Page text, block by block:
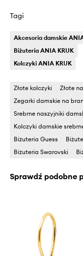
Tagi
Akcesoria damskie
Biżuteria ANIA KRUK
Kolczyki ANIA KRUK
Złote kolczyki
Złote
Zegarki damskie na
Srebrne naszyjniki
Kolczyki damskie
Biżuteria Guess
Biżuteria Swarovski
Sprawdź podobne